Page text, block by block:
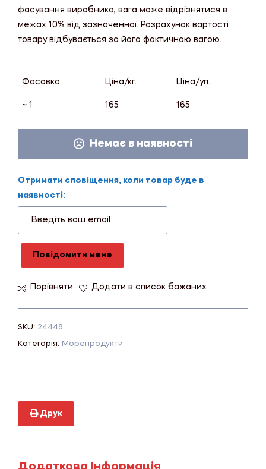
фасування виробника, вага може відрізнятися в
межах 10% від зазначенної. Розрахунок вартості
товару відбувається за його фактичною вагою.
Фасовка Ціна/кг. Ціна/уп.
~ 1 165 165
Немає в наявності
Отримати сповіщення, коли товар буде в
наявності:
Повідомити мене
Порівняти Додати в список бажаних
SKU: 24448
Категорія: Морепродукти
Друк